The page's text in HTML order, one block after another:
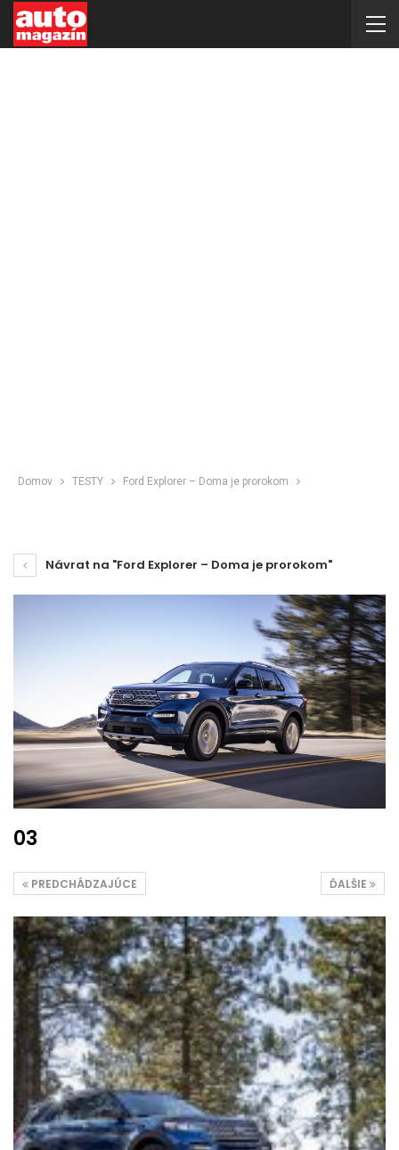
Domov TESTY Ford Explorer – Doma je prorokom
Návrat na "Ford Explorer – Doma je prorokom"
03
ĎALŠIE
PREDCHÁDZAJÚCE